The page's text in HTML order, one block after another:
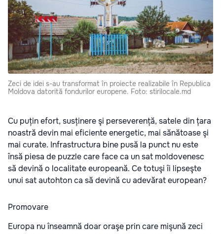
Zeci de idei s-au transformat în proiecte realizabile în Republica
Moldova datorită fondurilor europene. Foto: stirilocale.md
Cu puțin efort, susținere şi perseverență, satele din țara
noastră devin mai eficiente energetic, mai sănătoase şi
mai curate. Infrastructura bine pusă la punct nu este
însă piesa de puzzle care face ca un sat moldovenesc
să devină o localitate europeană. Ce totuşi îi lipseşte
unui sat autohton ca să devină cu adevărat european?
Promovare
Europa nu înseamnă doar oraşe prin care mişună zeci